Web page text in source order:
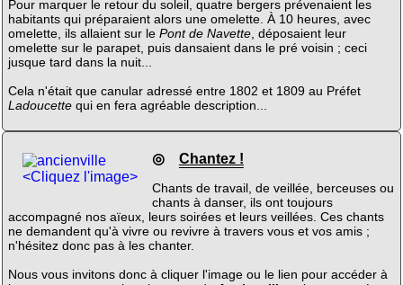
Pour marquer le retour du soleil, quatre bergers prévenaient les
habitants qui préparaient alors une omelette. À 10 heures, avec
omelette, ils allaient sur le Pont de Navette, déposaient leur
omelette sur le parapet, puis dansaient dans le pré voisin ; ceci
jusque tard dans la nuit...
Cela n'était que canular adressé entre 1802 et 1809 au Préfet
Ladoucettequi en fera agréable description...
<Cliquez l'image>
◎ Chantez !
Chants de travail, de veillée, berceuses ou
chants à danser, ils ont toujours
accompagné nos aïeux, leurs soirées et leurs veillées. Ces chants
ne demandent qu'à vivre ou revivre à travers vous et vos amis ;
n'hésitez donc pas à les chanter.
Nous vous invitons donc à cliquer l'image ou le lien pour accéder à